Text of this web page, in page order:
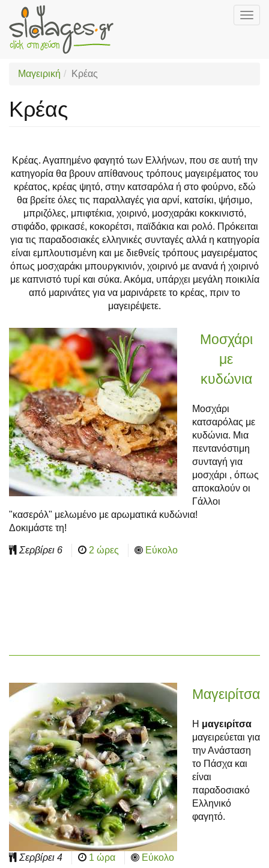
Skip
mainΜαγειρική Κρέας
Κρέας
Κρέας. Αγαπημένο φαγητό των Ελλήνων, που σε αυτή την
κατηγορία θα βρουν απίθανους τρόπους μαγειρέματος του
κρέατος, κρέας ψητό, στην κατσαρόλα ή στο φούρνο, εδώ
θα βρείτε όλες τις παραλλαγές για αρνί, κατσίκι, ψήσιμο,
μπριζόλες, μπιφτέκια, χοιρινό, μοσχαράκι κοκκινιστό,
στιφάδο, φρικασέ, κοκορέτσι, παϊδάκια και ρολό. Πρόκειται
για τις παραδοσιακές ελληνικές συνταγές αλλά η κατηγορία
είναι εμπλουτισμένη και με διεθνείς τρόπους μαγειρέματος
όπως μοσχαράκι μπουργκινιόν, χοιρινό με ανανά ή χοιρινό
με καπνιστό τυρί και σύκα. Ακόμα, υπάρχει μεγάλη ποικιλία
από μαρινάτες για να μαρινάρετε το κρέας, πριν το
μαγειρέψετε.
Μοσχάρι
με
κυδώνια
Μοσχάρι
κατσαρόλας με
κυδώνια. Μια
πεντανόστιμη
συνταγή για
μοσχάρι , όπως
αποκαλούν οι
Γάλλοι
"κασερόλ" μελωμένο με αρωματικά κυδώνια!
Δοκιμάστε τη!
Σερβίρει 6 2 ώρες Εύκολο
Μαγειρίτσα
Η μαγειρίτσα
μαγειρεύεται για
την Ανάσταση
το Πάσχα και
είναι
παραδοσιακό
Ελληνικό
φαγητό.
Σερβίρει 4 1 ώρα Εύκολο